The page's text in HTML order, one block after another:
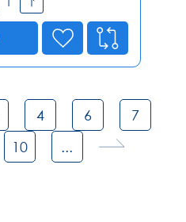
4 6
7
10 ...